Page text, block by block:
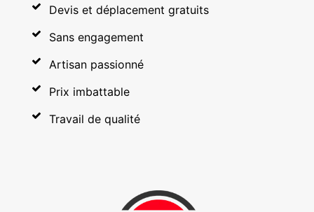
Devis et déplacement gratuits
Sans engagement
Artisan passionné
Prix imbattable
Travail de qualité